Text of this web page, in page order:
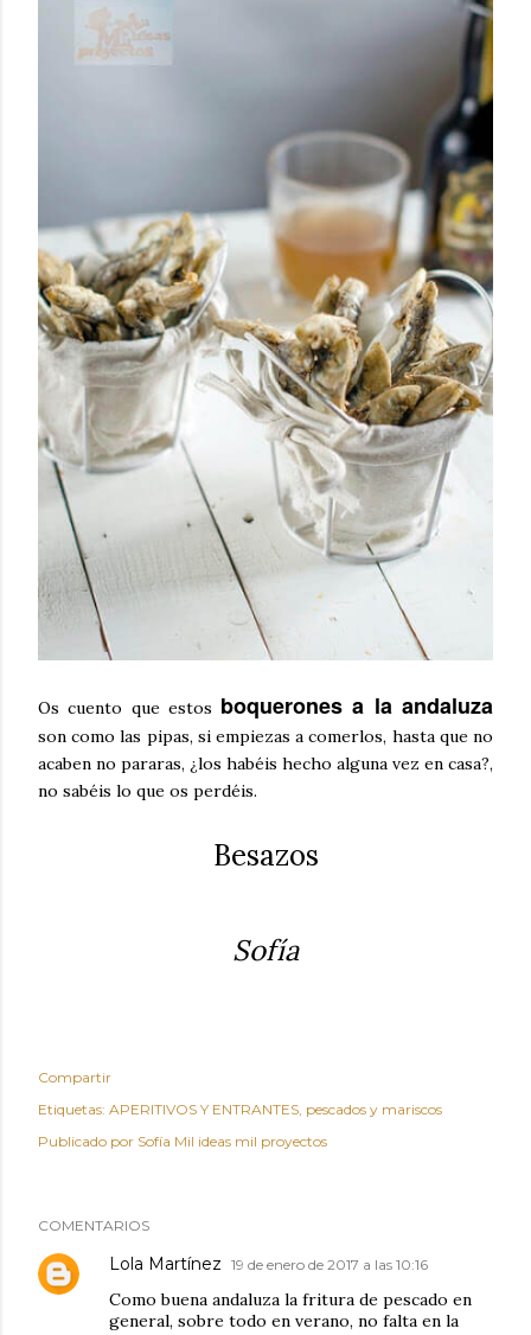
Os cuento que estos boquerones a la andaluza
son como las pipas, si empiezas a comerlos, hasta que no
acaben no pararas, ¿los habéis hecho alguna vez en casa?,
no sabéis lo que os perdéis.
Besazos
Sofía
Compartir
Etiquetas: APERITIVOS Y ENTRANTES pescados y mariscos
Publicado por Sofía Mil ideas mil proyectos
COMENTARIOS
Lola Martínez 19 de enero de 2017 a las 10:16
Como buena andaluza la fritura de pescado en
general, sobre todo en verano, no falta en la